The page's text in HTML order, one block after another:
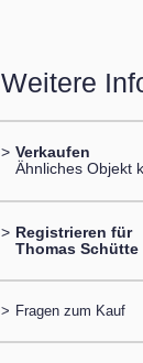
Weitere
> Verkaufen
Ähnliches Objekt
> Registrieren für
Thomas Schütte
> Fragen zum Kauf